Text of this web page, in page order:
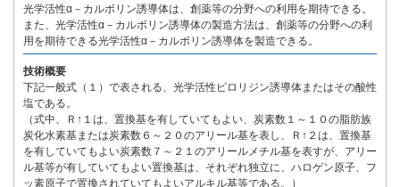
光学活性α－カルボリン誘導体は、創薬等の分野への利用を期待できる。
また、光学活性α－カルボリン誘導体の製造方法は、創薬等の分野への利
用を期待できる光学活性α－カルボリン誘導体を製造できる。
技術概要
下記一般式（１）で表される、光学活性ピロリジン誘導体またはその酸性
塩である。
（式中、Ｒ↑１は、置換基を有していてもよい、炭素数１～１０の脂肪族
炭化水素基または炭素数６～２０のアリール基を表し、Ｒ↑２は、置換基
を有していてもよい炭素数７～２１のアリールメチル基を表すが、アリー
ル基等が有していてもよい置換基は、それぞれ独立に、ハロゲン原子、フ
ッ素原子で置換されていてもよいアルキル基等である。）